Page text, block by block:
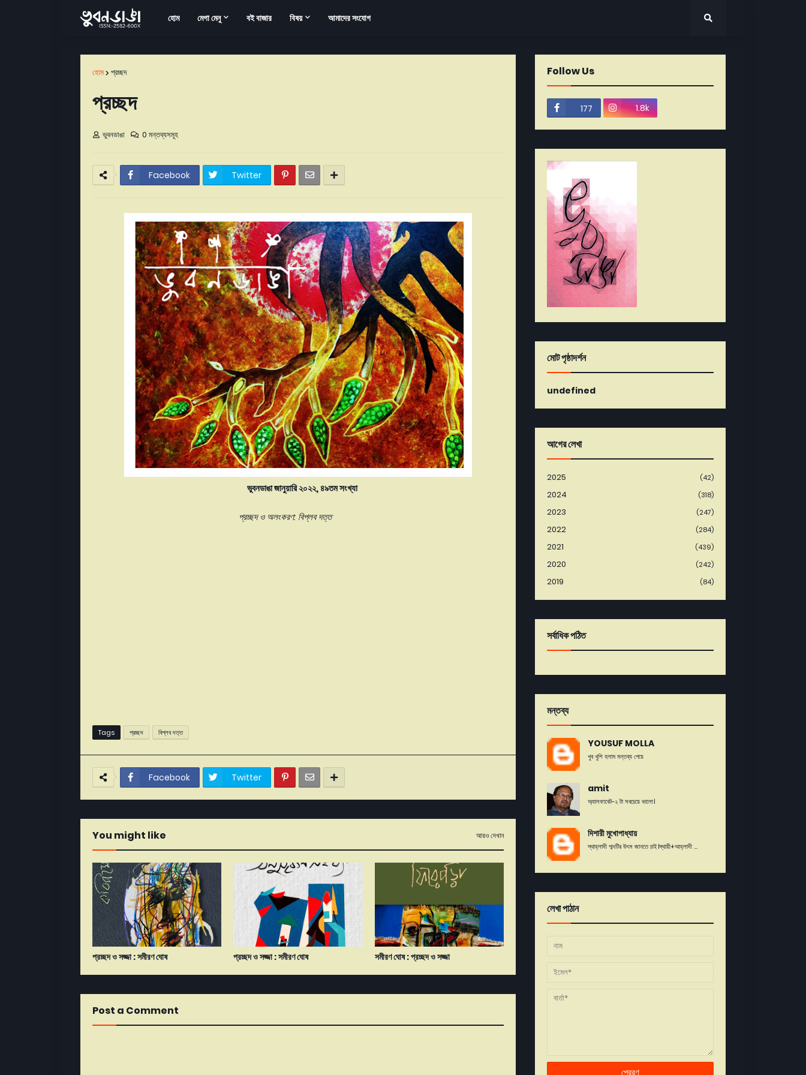
হোম মেগা মেনু বই বাজার বিষয় আমাদের সংযোগ
হোম প্রচ্ছদ
প্রচ্ছদ
ভুবনডাঙা 0 মন্তব্যসমূহ
Facebook Twitter
ভুবনডাঙা জানুয়ারি ২০২২, ৪৯তম সংখ্যা
প্রচ্ছদ ও অলংকরণ: বিপ্লব দত্ত
Tags প্রচ্ছদ বিপ্লব দত্ত
Facebook Twitter
You might like আরও দেখান
প্রচ্ছদ ও সজ্জা : সমীরণ ঘোষ প্রচ্ছদ ও সজ্জা : সমীরণ ঘোষ সমীরণ ঘোষ : প্রচ্ছদ ও সজ্জা
Post a Comment
Follow Us
177 1.8k
মোট পৃষ্ঠাদর্শন
undefined
আগের লেখা
2025 (42)
2024 (318)
2023 (247)
2022 (284)
2021 (439)
2020 (242)
2019 (84)
সর্বাধিক পঠিত
মন্তব্য
YOUSUF MOLLA
খুব খুশি হলাম মন্তব্য পেয়ে
amit
অ্যালফাবেট-২ টা সবচেয়ে ভালো।
দিশারী মুখোপাধ্যায়
স্থাহ্লাদী শব্দটির উৎস জানতে চাই।স্থায়ী+আহ্লাদী ...
লেখা পাঠান